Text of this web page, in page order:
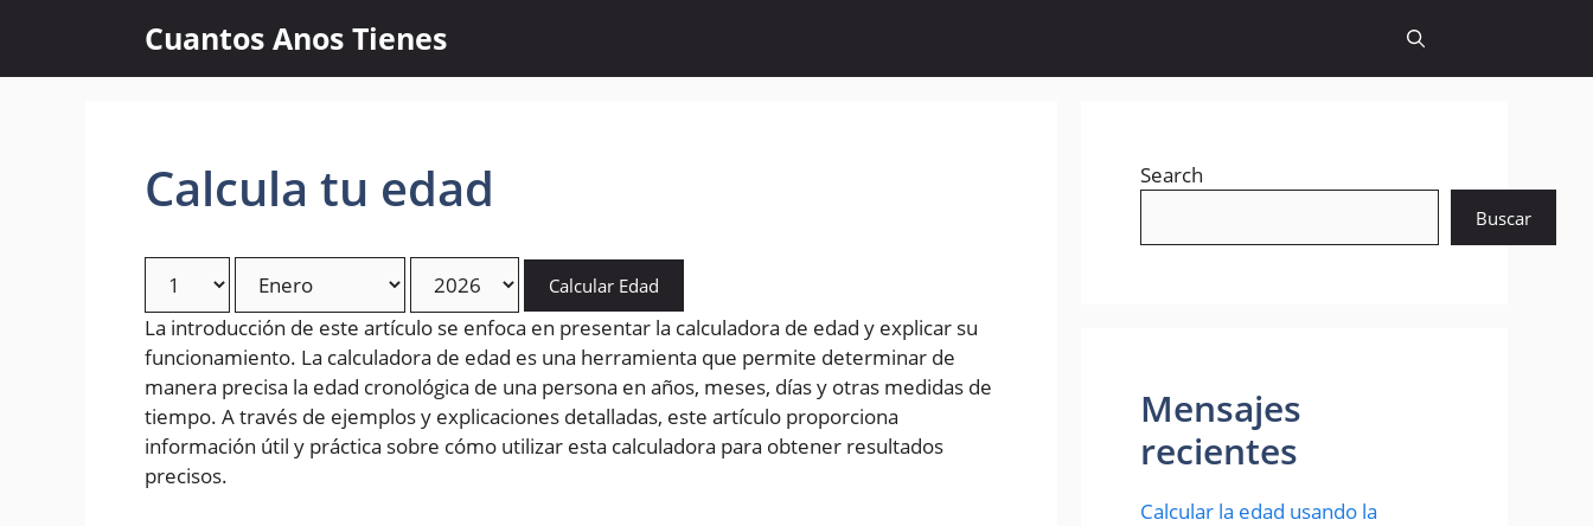
content
Cuantos Anos Tienes
Calcula tu edad
Calcular Edad
La introducción de este artículo se enfoca en presentar la calculadora de edad y explicar su
funcionamiento. La calculadora de edad es una herramienta que permite determinar de
manera precisa la edad cronológica de una persona en años, meses, días y otras medidas de
tiempo. A través de ejemplos y explicaciones detalladas, este artículo proporciona
información útil y práctica sobre cómo utilizar esta calculadora para obtener resultados
precisos.
Search
Buscar
Mensajes
recientes
Calcular la edad usando la